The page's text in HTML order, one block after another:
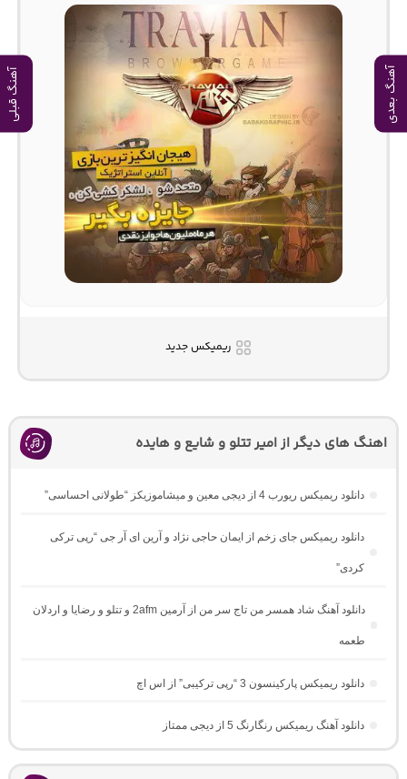
آهنگ بعدی آهنگ قبلی
ریمیکس جدید
اهنگ های دیگر از امیر تتلو و شایع و هایده
دانلود ریمیکس ریورب 4 از دیجی معین و میشاموزیکز “طولانی احساسی”
دانلود ریمیکس جای زخم از ایمان حاجی نژاد و آرین ای آر جی “رپی ترکی
کردی”
دانلود آهنگ شاد همسر من تاج سر من از آرمین 2afm و تتلو و رضایا و اردلان
طعمه
دانلود ریمیکس پارکینسون 3 “رپی ترکیبی” از اس اچ
دانلود آهنگ ریمیکس رنگارنگ 5 از دیجی ممتاز